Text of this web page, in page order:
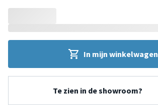
In mijn winkelwagen
Te zien in de showroom?